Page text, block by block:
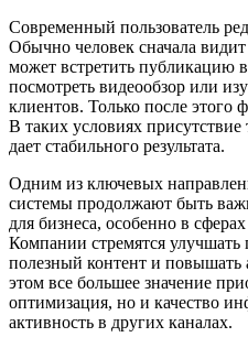
Современный пользователь
Обычно человек сначала
может встретить публикацию
посмотреть видеообзор или
клиентов. Только после этого
В таких условиях
дает стабильного результата.
Одним из ключевых
системы продолжают быть
для бизнеса, особенно в
Компании стремятся улучшать
полезный контент и повышать
этом все большее значение
оптимизация, но и качество
активность в других каналах.